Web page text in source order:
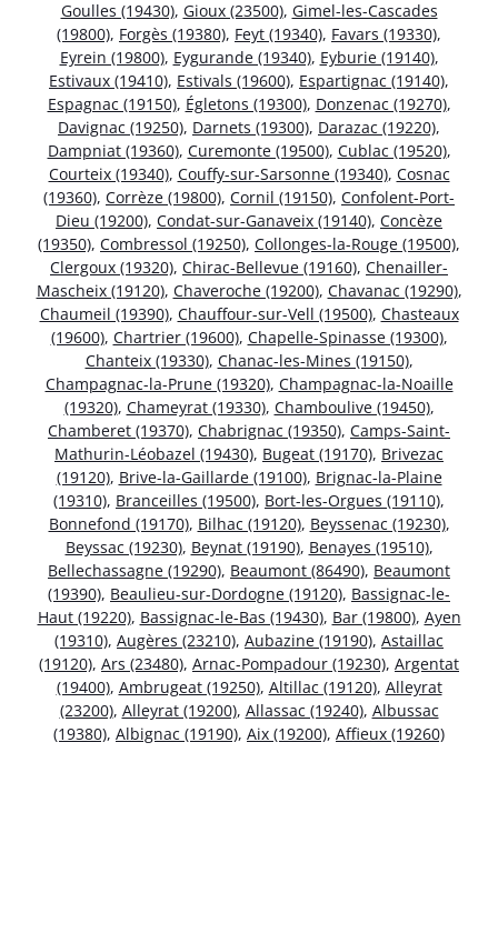
Goulles (19430), Gioux (23500), Gimel-les-Cascades
(19800), Forgès (19380), Feyt (19340), Favars (19330),
Eyrein (19800), Eygurande (19340), Eyburie (19140),
Estivaux (19410), Estivals (19600), Espartignac (19140),
Espagnac (19150), Égletons (19300), Donzenac (19270),
Davignac (19250), Darnets (19300), Darazac (19220),
Dampniat (19360), Curemonte (19500), Cublac (19520),
Courteix (19340), Couffy-sur-Sarsonne (19340), Cosnac
(19360), Corrèze (19800), Cornil (19150), Confolent-Port-
Dieu (19200), Condat-sur-Ganaveix (19140), Concèze
(19350), Combressol (19250), Collonges-la-Rouge (19500),
Clergoux (19320), Chirac-Bellevue (19160), Chenailler-
Mascheix (19120), Chaveroche (19200), Chavanac (19290),
Chaumeil (19390), Chauffour-sur-Vell (19500), Chasteaux
(19600), Chartrier (19600), Chapelle-Spinasse (19300),
Chanteix (19330), Chanac-les-Mines (19150),
Champagnac-la-Prune (19320), Champagnac-la-Noaille
(19320), Chameyrat (19330), Chamboulive (19450),
Chamberet (19370), Chabrignac (19350), Camps-Saint-
Mathurin-Léobazel (19430), Bugeat (19170), Brivezac
(19120), Brive-la-Gaillarde (19100), Brignac-la-Plaine
(19310), Branceilles (19500), Bort-les-Orgues (19110),
Bonnefond (19170), Bilhac (19120), Beyssenac (19230),
Beyssac (19230), Beynat (19190), Benayes (19510),
Bellechassagne (19290), Beaumont (86490), Beaumont
(19390), Beaulieu-sur-Dordogne (19120), Bassignac-le-
Haut (19220), Bassignac-le-Bas (19430), Bar (19800), Ayen
(19310), Augères (23210), Aubazine (19190), Astaillac
(19120), Ars (23480), Arnac-Pompadour (19230), Argentat
(19400), Ambrugeat (19250), Altillac (19120), Alleyrat
(23200), Alleyrat (19200), Allassac (19240), Albussac
(19380), Albignac (19190), Aix (19200), Affieux (19260)